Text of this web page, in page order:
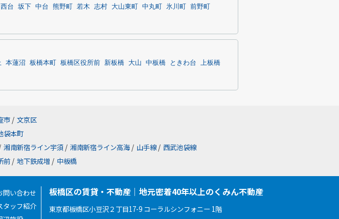
西台 坂下 中台 熊野町 若木 志村 大山東町 中丸町 氷川町
前野町
本蓮沼 板橋本町 板橋区役所前 新板橋 大山 中板橋 ときわ台
上板橋
市 / 文京区
袋本町
湘南新宿ライン宇須 / 湘南新宿ライン高海 / 山手線 / 西武池袋線
前 / 地下鉄成増 / 中板橋
問い合わせ
タッフ紹介
板橋区の賃貸・不動産｜地元密着40年以上のくみん不動産
東京都板橋区小豆沢２丁目17-9 コーラルシンフォニー 1階